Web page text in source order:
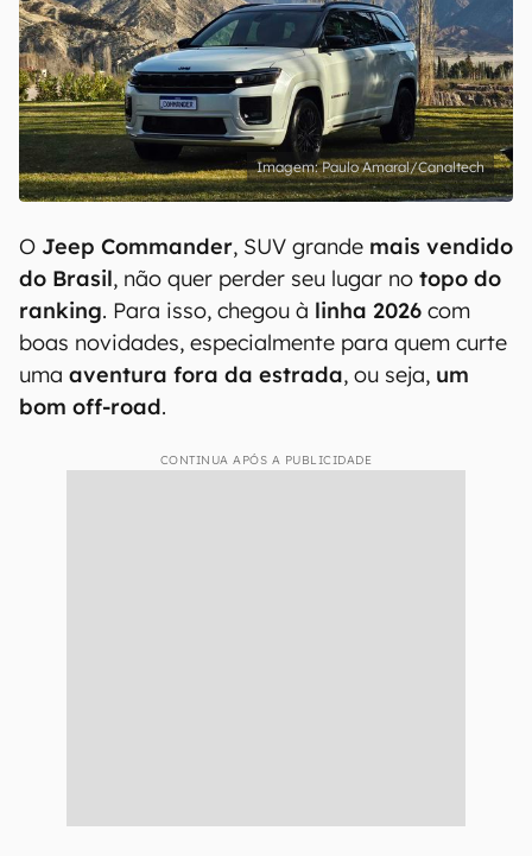
Paulo Amaral/Canaltech
O Jeep Commander, SUV grande mais vendido
do Brasil, não quer perder seu lugar no topo do
ranking. Para isso, chegou à linha 2026 com
boas novidades, especialmente para quem curte
uma aventura fora da estrada, ou seja, um
bom off-road.
CONTINUA APÓS A PUBLICIDADE